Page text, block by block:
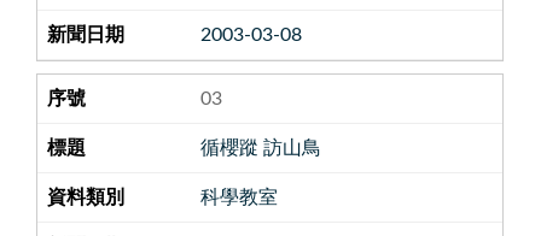
2003-03-08
03
循櫻蹤 訪山鳥
科學教室